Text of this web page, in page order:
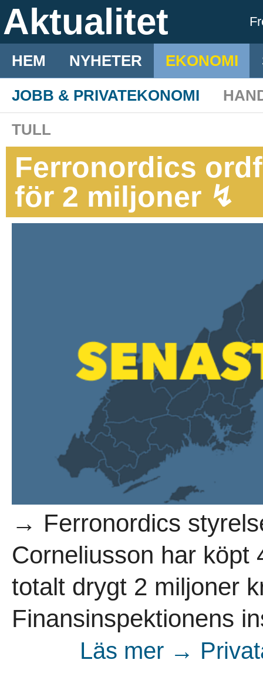
Aktualitet
HEM NYHETER EKONOMI
JOBB & PRIVATEKONOMI
TULL
Ferronordics
för 2 miljoner ↯
→ Ferronordics
Corneliusson har köpt
totalt drygt 2 miljoner
Finansinspektionens
Läs mer →